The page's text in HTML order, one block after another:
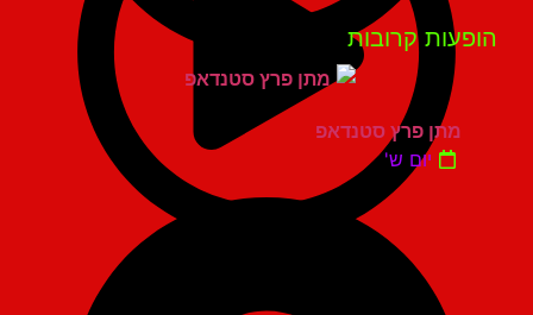
קרובות
מתן פרץ סטנדאפ
יום ש'